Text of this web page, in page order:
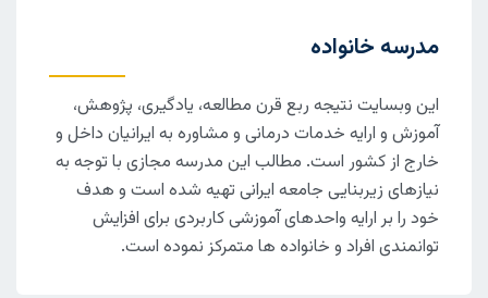
مدرسه خانواده
این وبسایت نتیجه ربع قرن مطالعه، یادگیری، پژوهش،
آموزش و ارایه خدمات درمانی و مشاوره به ایرانیان داخل و
خارج از کشور است. مطالب این مدرسه مجازی با توجه به
نیازهای زیربنایی جامعه ایرانی تهیه شده است و هدف
خود را بر ارایه واحدهای آموزشی کاربردی برای افزایش
توانمندی افراد و خانواده ها متمرکز نموده است.